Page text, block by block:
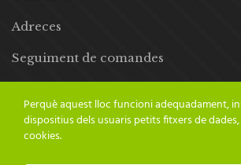
Adreces
Seguiment de comandes
Perquè aquest lloc funcioni adequadament,
dispositius dels usuaris petits fitxers de
cookies.